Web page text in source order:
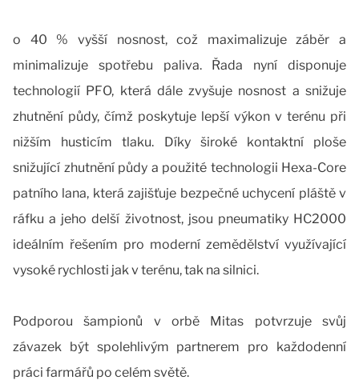
o 40 % vyšší nosnost, což maximalizuje záběr a
minimalizuje spotřebu paliva. Řada nyní disponuje
technologií PFO, která dále zvyšuje nosnost a snižuje
zhutnění půdy, čímž poskytuje lepší výkon v terénu při
nižším husticím tlaku. Díky široké kontaktní ploše
snižující zhutnění půdy a použité technologii Hexa-Core
patního lana, která zajišťuje bezpečné uchycení pláště v
ráfku a jeho delší životnost, jsou pneumatiky HC2000
ideálním řešením pro moderní zemědělství využívající
vysoké rychlosti jak v terénu, tak na silnici.
Podporou šampionů v orbě Mitas potvrzuje svůj
závazek být spolehlivým partnerem pro každodenní
práci farmářů po celém světě.